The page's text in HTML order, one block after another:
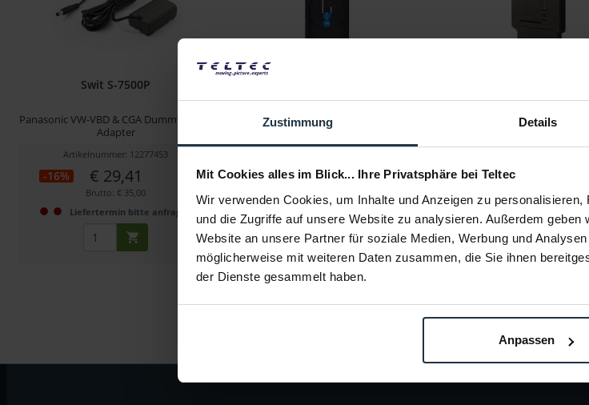
Zustimmung Details
Mit Cookies alles im Blick... Ihre Privatsphäre bei Teltec
Wir verwenden Cookies, um Inhalte und Anzeigen zu
und die Zugriffe auf unsere Website zu analysieren. Außerdem
Website an unsere Partner für soziale Medien, Werbung und
möglicherweise mit weiteren Daten zusammen, die Sie ihnen
der Dienste gesammelt haben.
Anpassen
Swit S-7500P
Panasonic VW-VBD & CGA Dummy Akku-
Adapter
Artikelnummer: 12277453
-16% € 29,41
Brutto: € 35,00
Liefertermin bitte anfragen
Akku-Mount für Swit LC-D421 Ladegerät
-13% € 22,69
14.4 V B-Mount Akku-
-7% € 259,00